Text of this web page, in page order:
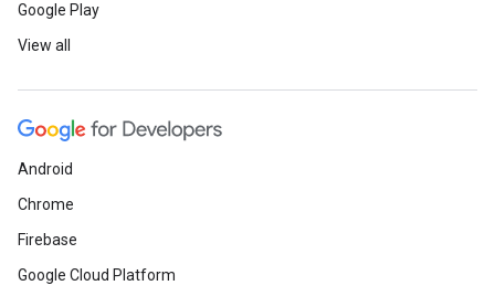
Google Play
View all
Android
Chrome
Firebase
Google Cloud Platform